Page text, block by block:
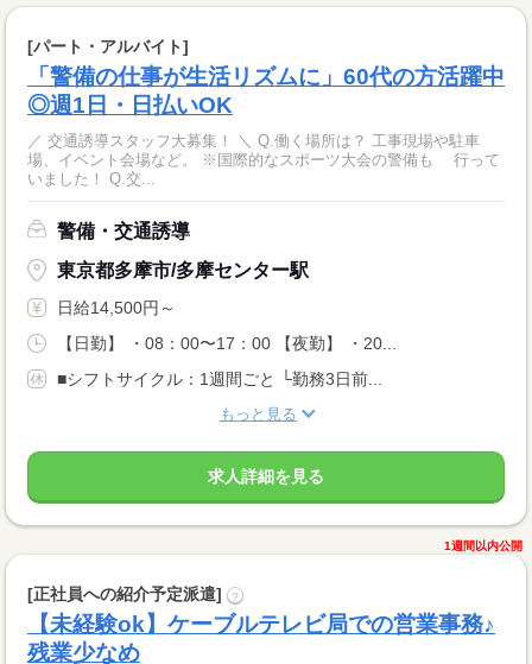
[パート・アルバイト]
「警備の仕事が生活リズムに」60代の方活躍中
◎週1日・日払いOK
／ 交通誘導スタッフ大募集！ ＼ Q.働く場所は？ 工事現場や駐車
場、イベント会場など。 ※国際的なスポーツ大会の警備も 行って
いました！ Q.交...
警備・交通誘導
東京都多摩市/多摩センター駅
日給14,500円～
【日勤】 ・08：00〜17：00 【夜勤】 ・20...
■シフトサイクル：1週間ごと └勤務3日前...
もっと見る
求人詳細を見る
1週間以内公開
[正社員への紹介予定派遣] ?
【未経験ok】ケーブルテレビ局での営業事務♪
残業少なめ